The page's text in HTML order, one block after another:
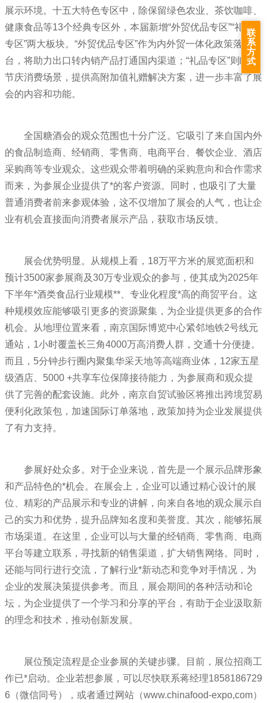
展示环境。十五大特色专区中，除保留绿色农业、茶饮咖啡、
健康食品等13个经典专区外，本届新增“外贸优品专区”“礼品
专区”两大板块。“外贸优品专区”作为内外贸一体化政策落地平
台，将助力出口转内销产品打通国内渠道；“礼品专区”则瞄准
节庆消费场景，提供高附加值礼赠解决方案，进一步丰富了展
会的内容和功能。
全国糖酒会的观众范围也十分广泛。它吸引了来自国内外
的食品制造商、经销商、零售商、电商平台、餐饮企业、酒店
采购商等专业观众。这些观众带着明确的采购意向和合作需求
而来，为参展企业提供了*的客户资源。同时，也吸引了大量
普通消费者前来参观体验，这不仅增加了展会的人气，也让企
业有机会直接面向消费者展示产品，获取市场反馈。
展会优势明显。从规模上看，18万平方米的展览面积和
预计3500家参展商及30万专业观众的参与，使其成为2025年
下半年*酒类食品行业规模**、专业化程度*高的商贸平台。这
种规模效应能够吸引更多的资源聚集，为企业提供更多的合作
机会。从地理位置来看，南京国际博览中心紧邻地铁2号线元
通站，1小时覆盖长三角4000万高消费人群，交通十分便捷。
而且，5分钟步行圈内聚集华采天地等高端商业体，12家五星
级酒店、5000 +共享车位保障接待能力，为参展商和观众提
供了完善的配套设施。此外，南京自贸试验区将推出跨境贸易
便利化政策包，加速国际订单落地，政策加持为企业发展提供
了有力支持。
参展好处众多。对于企业来说，首先是一个展示品牌形象
和产品特色的*机会。在展会上，企业可以通过精心设计的展
位、精彩的产品展示和专业的讲解，向来自各地的观众展示自
己的实力和优势，提升品牌知名度和美誉度。其次，能够拓展
市场渠道。在这里，企业可以与大量的经销商、零售商、电商
平台等建立联系，寻找新的销售渠道，扩大销售网络。同时，
还能与同行进行交流，了解行业*新动态和竞争对手情况，为
企业的发展决策提供参考。而且，展会期间的各种活动和论
坛，为企业提供了一个学习和分享的平台，有助于企业汲取新
的理念和技术，推动创新发展。
展位预定流程是企业参展的关键步骤。目前，展位招商工
作已*启动。企业若想参展，可以尽快联系蒋经理1858186729
6（微信同号），或者通过网站（www.chinafood-expo,com）
联
系
方
式